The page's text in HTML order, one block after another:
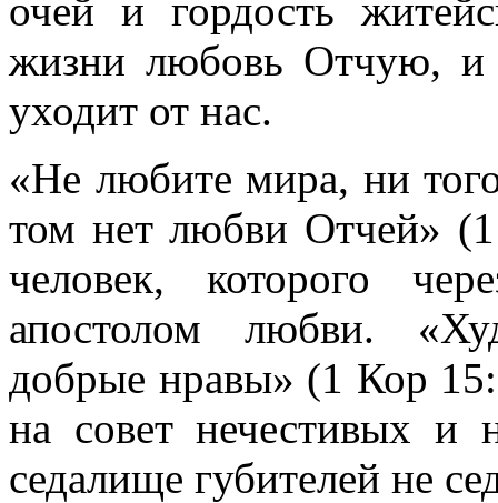
очей и гордость
жизни любовь Отчую, и
уходит от нас.
«Не любите мира, ни
том нет любви Отчей»
человек, которого
апостолом любви.
добрые нравы» (1 Кор
на совет нечестивых
седалище губителей не